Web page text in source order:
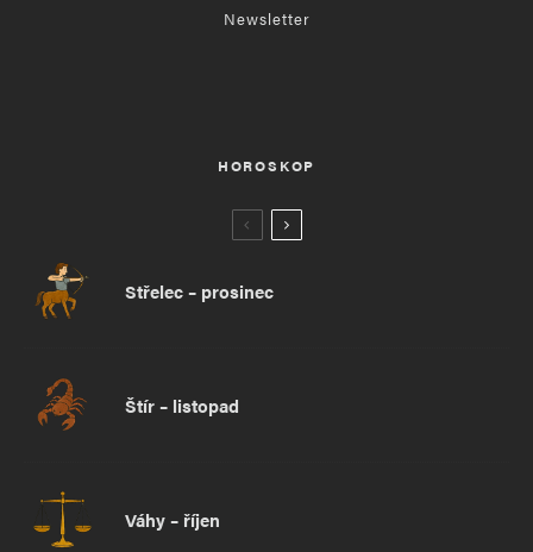
Newsletter
HOROSKOP
Střelec – prosinec
Štír – listopad
Váhy – říjen